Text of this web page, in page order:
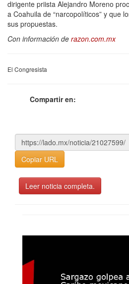
dirigente priista Alejandro Moreno
a Coahuila de “narcopolíticos” y que
sus propuestas.
Con información de razon.com.mx
El Congresista
Compartir en:
Copiar URL
Leer noticia completa.